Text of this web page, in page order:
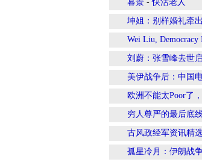
暮景 -快活老人
坤姐：别样婚礼牵
Wei Liu, Democracy
刘蔚：张雪峰去世
美伊战争后：中国
欧洲不能太Poor了
穷人尊严的最后底
古风政经军资讯精
孤星冷月：伊朗战